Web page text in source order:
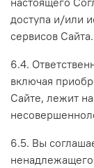
доступа и/или
сервисов Сайта.
6.4.
включая
Сайте, лежит
6.5. Вы